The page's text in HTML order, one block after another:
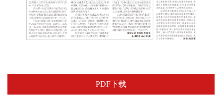
PDF下载